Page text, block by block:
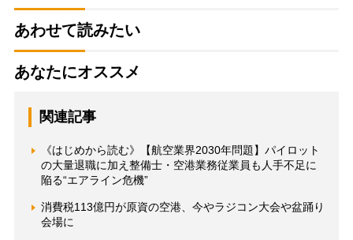
あわせて読みたい
あなたにオススメ
関連記事
《はじめから読む》【航空業界2030年問題】パイロット
の大量退職に加え整備士・空港業務従業員も人手不足に
陥る“エアライン危機”
消費税113億円が原資の空港、今やラジコン大会や盆踊り
会場に